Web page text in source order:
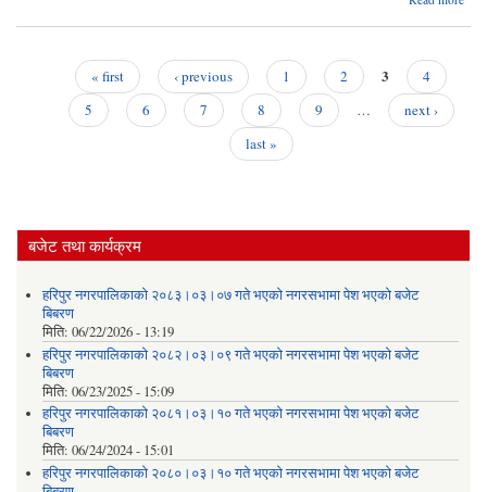
« first ‹ previous 1 2 3
4
5
6 7 8 9 …
next ›
last »
बजेट तथा कार्यक्रम
हरिपुर नगरपालिकाको २०८३।०३।०७ गते भएको नगरसभामा पेश भएको बजेट
बिबरण
मिति: 06/22/2026 - 13:19
हरिपुर नगरपालिकाको २०८२।०३।०९ गते भएको नगरसभामा पेश भएको बजेट
बिबरण
मिति: 06/23/2025 - 15:09
हरिपुर नगरपालिकाको २०८१।०३।१० गते भएको नगरसभामा पेश भएको बजेट
बिबरण
मिति: 06/24/2024 - 15:01
हरिपुर नगरपालिकाको २०८०।०३।१० गते भएको नगरसभामा पेश भएको बजेट